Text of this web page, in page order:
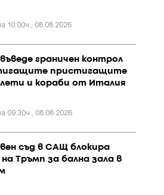
10:00ч., 08.08.2026
граничен контрол
пристигащите
и кораби от Италия
09:30ч., 08.08.2026
съд в САЩ блокира
Тръмп за бална зала в